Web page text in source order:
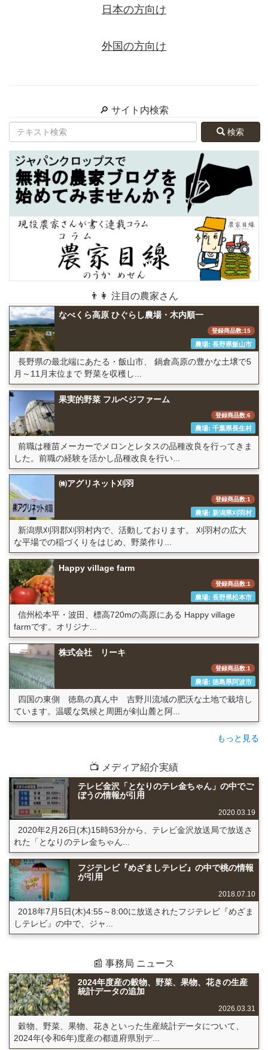
日本の方向け
外国の方向け
🔎 サイト内検索
検索
👨👩 注目の農家さん
なべくら高原 ひぐらし農場・木内順一
登録商品数:15
農場: 長野県飯山市
長野県の最北端にあたる・飯山市、 鍋倉高原の豊かな土壌で5
月～11月末位まで 野菜を収穫し...
果実的野菜 フルベジファーム
登録商品数:6
農場: 千葉県長生村
前職は種苗メーカーでメロンとレタスの品種改良を行ってきま
した。前職の経験を活かし品種改良を行い...
㈱アグリネット刈羽
登録商品数:1
農場: 新潟県刈羽村
新潟県刈羽郡刈羽村内で、活動しております。 刈羽村の広大
な平場での稲づくりをはじめ、野菜作り...
Happy village farm
登録商品数:1
農場: 長野県松本市
信州松本平・波田、標高720mの高原にある Happy village
farmです。オリジナ...
株式会社 リーキ
登録商品数:1
農場: 徳島県阿波市
四国の東側 徳島の真ん中 吉野川流域の肥沃な土地で栽培し
ています。温暖な気候と周囲が剣山麓と阿...
もっと見る
📺 メディア紹介実績
テレビ金沢「となりのテレ金ちゃん」の中でご
ぼうの情報が引用
2020.03.19
2020年2月26日(木)15時53分から、テレビ金沢放送局で放送さ
れた「となりのテレ金ちゃん...
フジテレビ『めざましテレビ』の中で桃の情報
が引用
2018.07.10
2018年7月5日(木)4:55～8:00に放送されたフジテレビ『めざま
しテレビ』の中で、ジャ...
📰 事務局 ニュース
2024年度産の穀物、野菜、果物、花きの生産
統計データの追加
2026.03.31
穀物、野菜、果物、花きといった生産統計データについて、
2024年(令和6年)度産の都道府県別デ...